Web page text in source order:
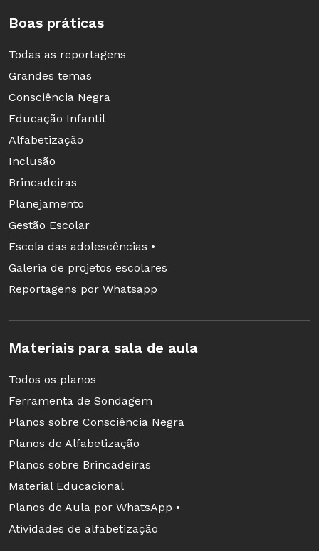
Boas práticas
Todas as reportagens
Grandes temas
Consciência Negra
Educação Infantil
Alfabetização
Inclusão
Brincadeiras
Planejamento
Gestão Escolar
Escola das adolescências •
Galeria de projetos escolares
Reportagens por Whatsapp
Materiais para sala de aula
Todos os planos
Ferramenta de Sondagem
Planos sobre Consciência Negra
Planos de Alfabetização
Planos sobre Brincadeiras
Material Educacional
Planos de Aula por WhatsApp •
Atividades de alfabetização